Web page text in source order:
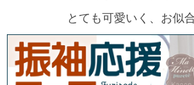
とても可愛いく、お似